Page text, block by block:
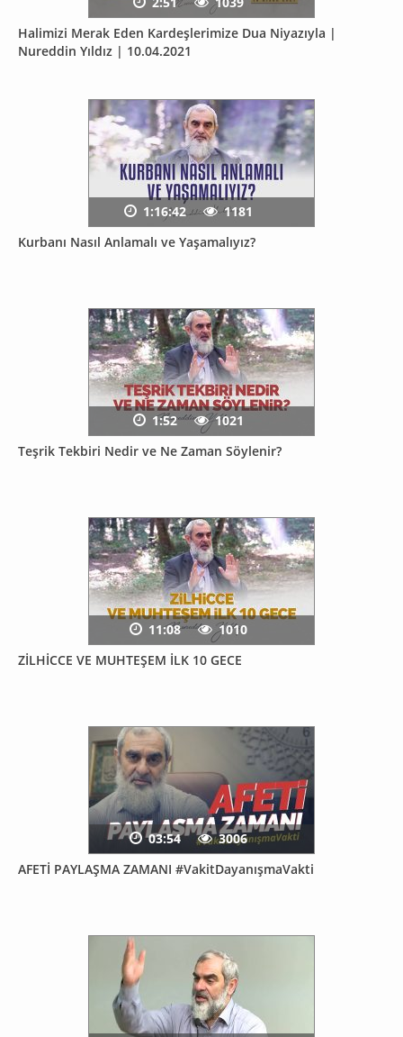
Halimizi Merak Eden Kardeşlerimize Dua Niyazıyla |
Nureddin Yıldız | 10.04.2021
Kurbanı Nasıl Anlamalı ve Yaşamalıyız?
1:16:42 1181
Teşrik Tekbiri Nedir ve Ne Zaman Söylenir?
1:52 1021
ZİLHİCCE VE MUHTEŞEM İLK 10 GECE
11:08 1010
AFETİ PAYLAŞMA ZAMANI #VakitDayanışmaVakti
03:54 3006